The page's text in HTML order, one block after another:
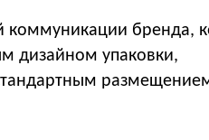
коммуникации бренда,
дизайном упаковки,